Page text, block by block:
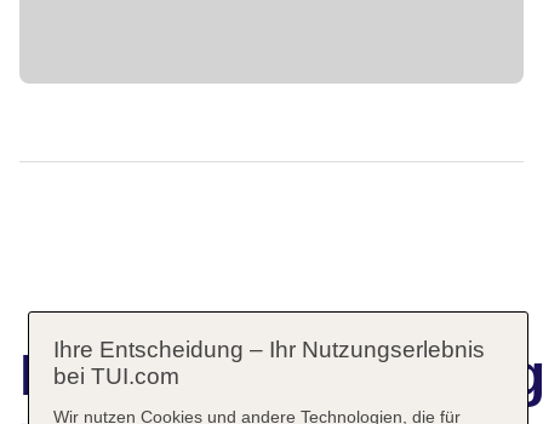
Ihre Entscheidung – Ihr Nutzungserlebnis
bei TUI.com
Wir nutzen Cookies und andere Technologien, die für